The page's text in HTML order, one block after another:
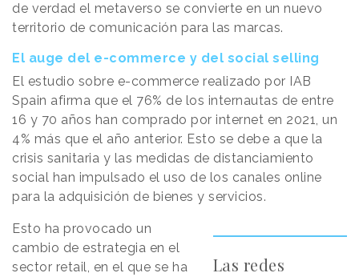
de verdad el metaverso se convierte en un nuevo
territorio de comunicación para las marcas.
El auge del e-commerce y del social selling
El estudio sobre e-commerce realizado por IAB
Spain afirma que el 76% de los internautas de entre
16 y 70 años han comprado por internet en 2021, un
4% más que el año anterior. Esto se debe a que la
crisis sanitaria y las medidas de distanciamiento
social han impulsado el uso de los canales online
para la adquisición de bienes y servicios.
Las redes
Esto ha provocado un
cambio de estrategia en el
sector retail, en el que se ha